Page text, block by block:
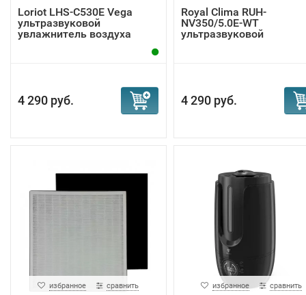
Loriot LHS-C530E Vega
ультразвуковой
увлажнитель воздуха
4 290 руб.
Royal Clima RUH-
NV350/5.0E-WT
ультразвуковой
4 290 руб.
избранное сравнить избранное сравнить